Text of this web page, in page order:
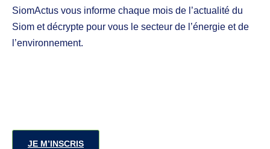
SiomActus vous informe chaque mois de l’actualité du
Siom et décrypte pour vous le secteur de l’énergie et de
l’environnement.
JE M’INSCRIS